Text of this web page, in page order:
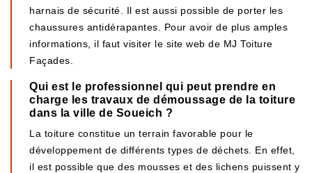
harnais de sécurité. Il est aussi possible de porter les
chaussures antidérapantes. Pour avoir de plus amples
informations, il faut visiter le site web de MJ Toiture
Façades.
Qui est le professionnel qui peut prendre en
charge les travaux de démoussage de la toiture
dans la ville de Soueich ?
La toiture constitue un terrain favorable pour le
développement de différents types de déchets. En effet,
il est possible que des mousses et des lichens puissent y